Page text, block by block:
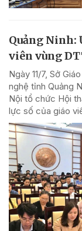
Quảng Ninh:
viên vùng
Ngày 11/7, Sở
nghệ tỉnh Quảng
Nội tổ chức Hội
lực số của giáo